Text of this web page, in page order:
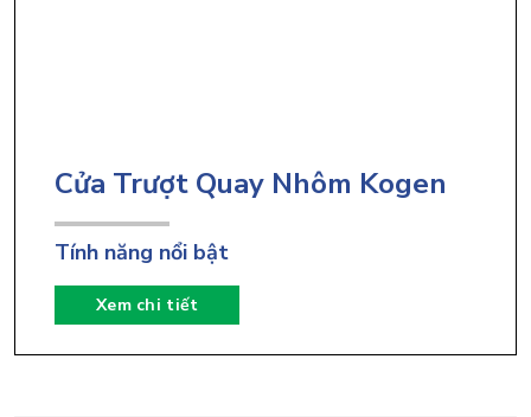
Cửa Trượt Quay Nhôm Kogen
Tính năng nổi bật
Xem chi tiết